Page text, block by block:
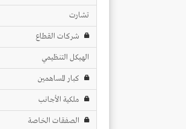
تشارت
شركات القطاع
الهيكل التنظيمي
كبار المساهمين
ملكية الأجانب
الصفقات الخاصة